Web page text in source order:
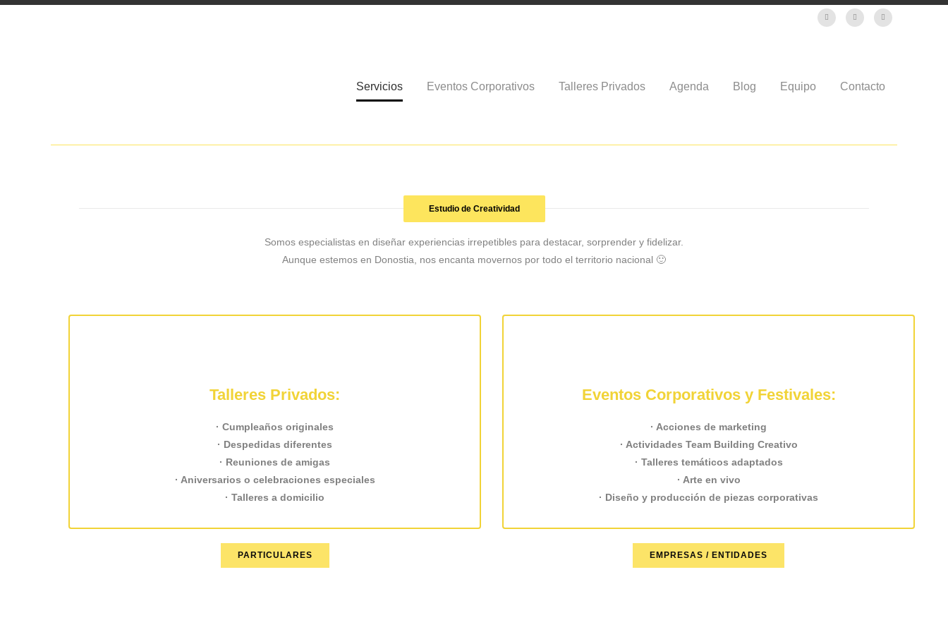
Servicios Eventos Corporativos Talleres Privados Agenda Blog Equipo Contacto
Estudio de Creatividad
Somos especialistas en diseñar experiencias irrepetibles para destacar, sorprender y fidelizar.
Aunque estemos en Donostia, nos encanta movernos por todo el territorio nacional 🙂
Talleres Privados:
· Cumpleaños originales
· Despedidas diferentes
· Reuniones de amigas
· Aniversarios o celebraciones especiales
· Talleres a domicilio
PARTICULARES
Eventos Corporativos y Festivales:
· Acciones de marketing
· Actividades Team Building Creativo
· Talleres temáticos adaptados
· Arte en vivo
· Diseño y producción de piezas corporativas
EMPRESAS / ENTIDADES